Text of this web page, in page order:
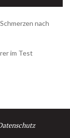
nach
im Test